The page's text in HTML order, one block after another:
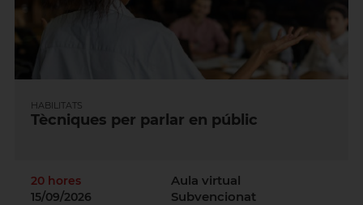
HABILITATS
Tècniques per parlar en públic
20 hores
15/09/2026
Aula virtual
Subvencionat